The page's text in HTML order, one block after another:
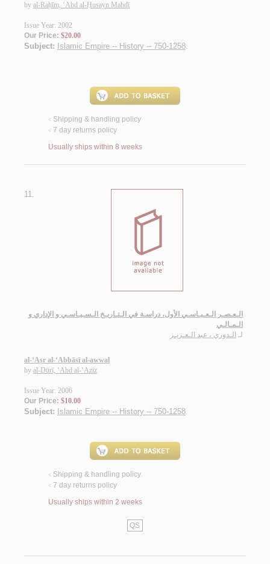
by al-Raḥīm, ‘Abd al-Ḥusayn Mahdī
Issue Year: 2002
Our Price: $20.00
Subject: Islamic Empire -- History -- 750-1258.
< Shipping & handling policy
< 7 day returns policy
Usually ships within 8 weeks
11.
الـعـصـر الـعـبـاسـي الأول، دراسـة في الـتـاريـخ الـسـيـاسـي و الإداري و
الـمـالـي
لـ الـدوري ، عبد الـعـزيـز
al-‘Aṣr al-‘Abbāsī al-awwal
by al-Dūrī, ‘Abd al-‘Azīz
Issue Year: 2006
Our Price: $10.00
Subject: Islamic Empire -- History -- 750-1258.
< Shipping & handling policy
< 7 day returns policy
Usually ships within 2 weeks
QS